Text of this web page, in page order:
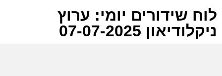
לוח שידורים יומי: ערוץ
ניקלודיאון 07-07-2025